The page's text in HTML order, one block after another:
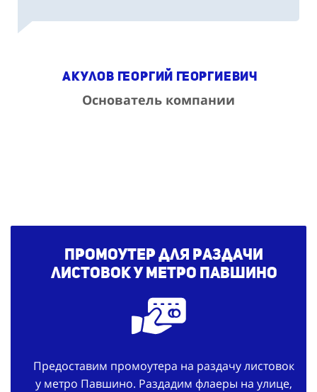
Акулов Георгий Георгиевич
Основатель компании
Промоутер для раздачи
листовок у метро Павшино
Предоставим промоутера на раздачу листовок
у метро Павшино. Раздадим флаеры на улице,